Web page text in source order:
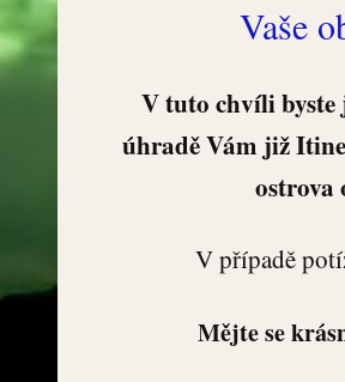
Vaše
V tuto chvíli
úhradě Vám již
ostrova
V případě
Mějte se